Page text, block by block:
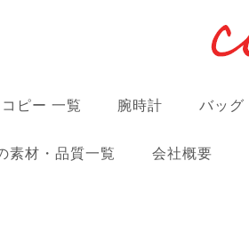
ピー 一覧 腕時計 バッグ
素材・品質一覧 会社概要